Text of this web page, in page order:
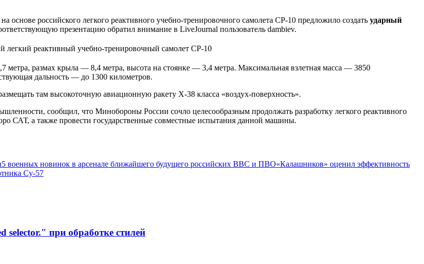
российского легкого реактивного учебно-тренировочного самолета СР-10 предложило создать ударный
презентацию обратил внимание в LiveJournal пользователь dambiev.
метра, размах крыла — 8,4 метра, высота на стоянке — 3,4 метра. Максимальная взлетная масса — 3850
дальность — до 1300 километров.
там высокоточную авиационную ракету Х-38 класса «воздух-поверхность».
сообщил, что Минобороны России сочло целесообразным продолжать разработку легкого реактивного
САТ, а также провести государственные совместные испытания данной машины.
5 военных новинок в арсенале ближайшего будущего российских ВВС и ПВО«Калашников» оценил эффективность
Су-57
selector." при обработке стилей